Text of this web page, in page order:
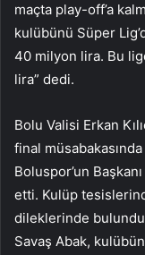
maçta play-off’a
kulübünü Süper
40 milyon lira. Bu
lira” dedi.
Bolu Valisi Erkan
final
Boluspor’un
etti. Kulüp
dileklerinde bulundu.
Savaş Abak,